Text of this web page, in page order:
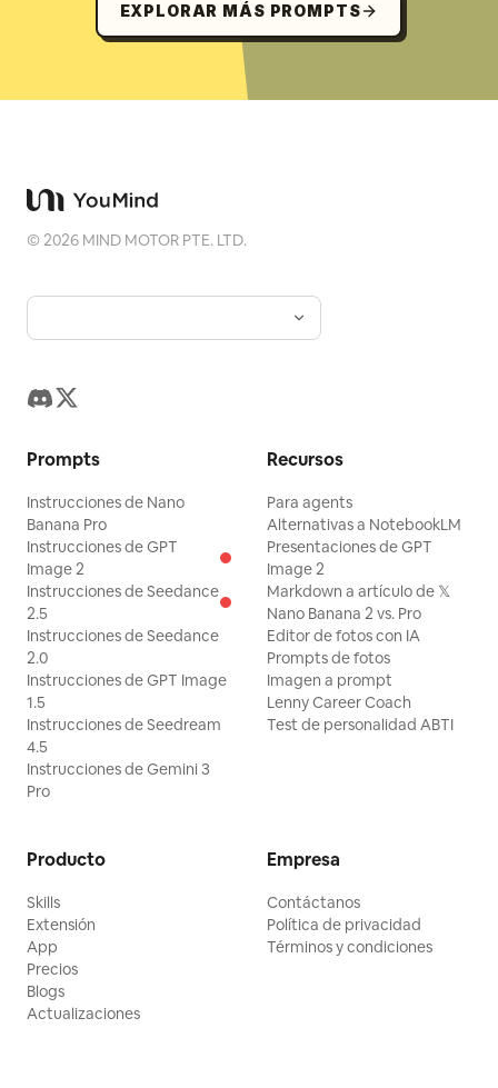
EXPLORAR MÁS PROMPTS
©2026 MIND MOTOR PTE. LTD.
Prompts
Instrucciones de Nano
Banana Pro
Instrucciones de GPT
Image 2
Instrucciones de Seedance
2.5
Instrucciones de Seedance
2.0
Instrucciones de GPT Image
1.5
Instrucciones de Seedream
4.5
Instrucciones de Gemini 3
Pro
Recursos
Para agents
Alternativas a NotebookLM
Presentaciones de GPT
Image 2
Markdown a artículo de 𝕏
Nano Banana 2 vs. Pro
Editor de fotos con IA
Prompts de fotos
Imagen a prompt
Lenny Career Coach
Test de personalidad ABTI
Producto
Skills
Extensión
App
Precios
Blogs
Actualizaciones
Empresa
Contáctanos
Política de privacidad
Términos y condiciones